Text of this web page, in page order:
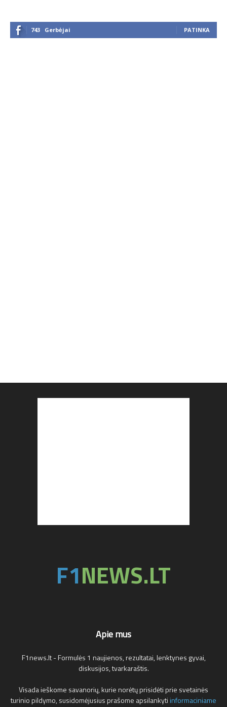
743 Gerbėjai PATINKA
Apie mus
F1news.lt - Formulės 1 naujienos, rezultatai, lenktynes gyvai,
diskusijos, tvarkaraštis.
Visada ieškome savanorių, kurie norėtų prisidėti prie svetainės
turinio pildymo, susidomėjusius prašome apsilankytiinformaciniame